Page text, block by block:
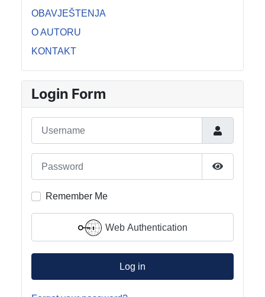
OBAVJEŠTENJA
O AUTORU
KONTAKT
Login Form
Show
Remember Me
Web Authentication
Log in